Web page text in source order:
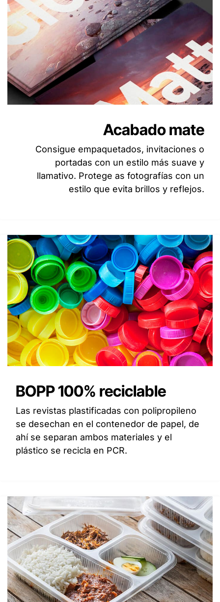
Acabado mate
Consigue empaquetados, invitaciones o
portadas con un estilo más suave y
llamativo. Protege as fotografías con un
estilo que evita brillos y reflejos.
BOPP 100% reciclable
Las revistas plastificadas con polipropileno
se desechan en el contenedor de papel, de
ahí se separan ambos materiales y el
plástico se recicla en PCR.